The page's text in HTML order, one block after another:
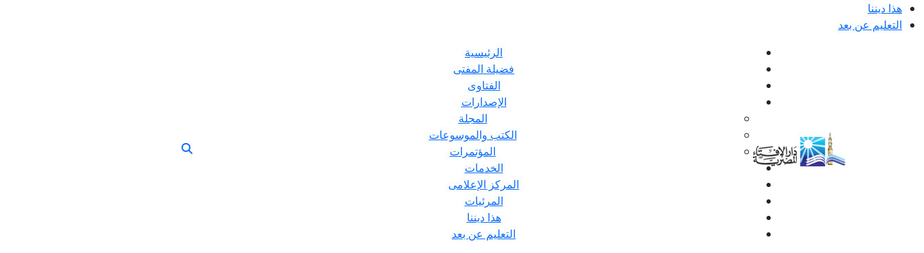
هذا ديننا
التعليم عن بعد
الرئيسية
فضيلة المفتى
الفتاوى
الإصدارات
المجلة
الكتب والموسوعات
المؤتمرات
الخدمات
المركز الإعلامى
المرئيات
هذا ديننا
التعليم عن بعد